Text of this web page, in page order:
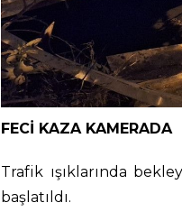
FECİ KAZA KAMERADA
Trafik ışıklarında
başlatıldı.